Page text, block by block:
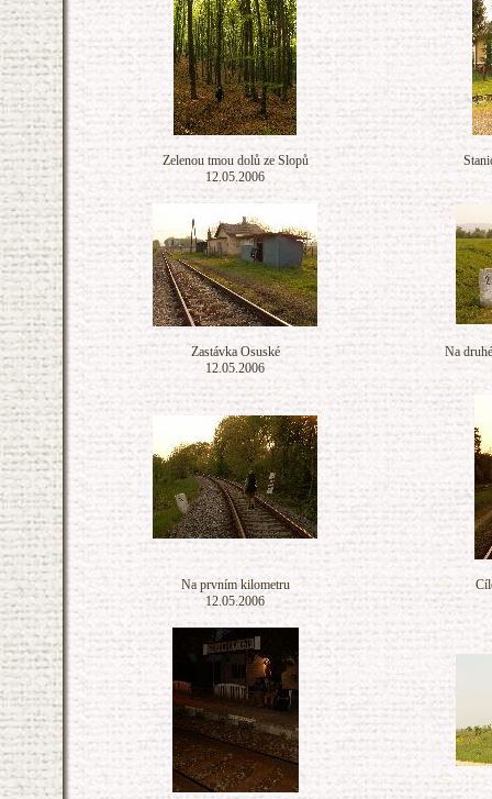
Zelenou tmou dolů ze Slopů
12.05.2006
Zastávka Osuské
12.05.2006
Na
Na prvním kilometru
12.05.2006